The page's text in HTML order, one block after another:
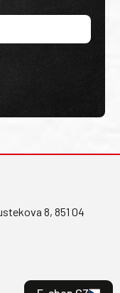
8, 851 04